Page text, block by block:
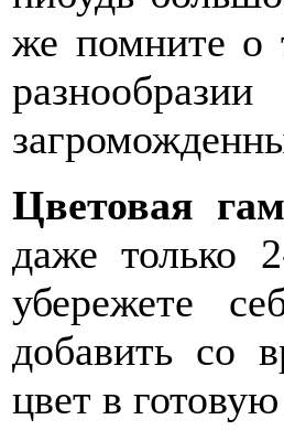
же помните о
Цветовая
даже только
убережете
добавить со
цвет в